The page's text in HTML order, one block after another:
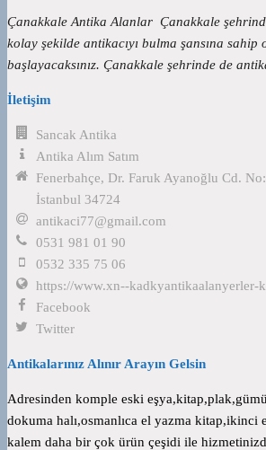
Çanakkale Antika Alanlar Çanakkale
kolay şekilde antikacıyı bulma şansına sahip
başlayacaksınız. Çanakkale şehrinde de
İletişim
Sancak Antika
Antika Alım Satım
Fenerbahçe, Dr. Faruk Ayanoğlu Cd.
İstanbul 34724
antikaci77@gmail.com
0531 981 01 90
0532 335 75 06
https://www.xn--kadkyantikaalanyerler-
Facebook
Twitter
Antikalarınız Alınır Arayın Gelsin
Adresinden komple eski
dokuma halı,osmanlıca el yazma kitap,ikinci
kalem daha bir çok ürün çeşidi ile